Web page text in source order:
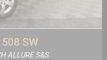
508 SW
ALLURE S&S